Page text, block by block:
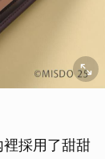
採用了甜甜